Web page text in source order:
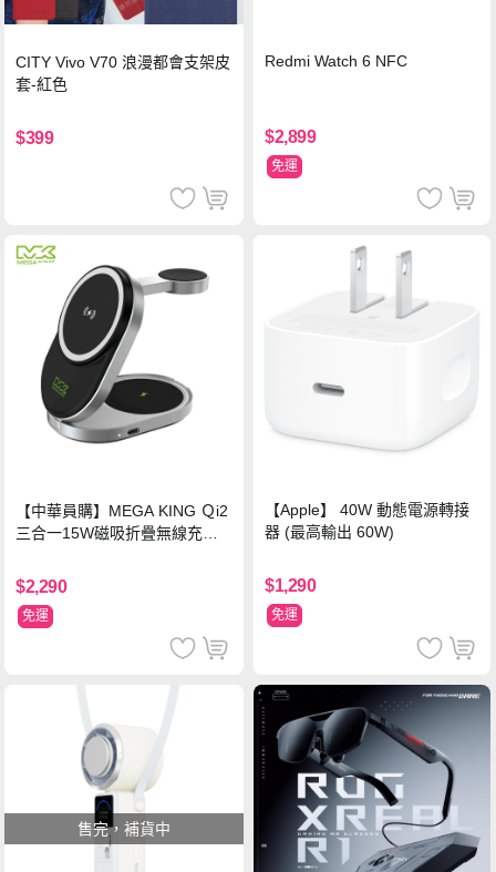
CITY Vivo V70 浪漫都會支架皮
套-紅色
$399
Redmi Watch 6 NFC
$2,899
免運
【中華員購】MEGA KING Ｑi2
三合一15W磁吸折疊無線充電
$2,290
免運
【Apple】 40W 動態電源轉接
器 (最高輸出 60W)
$1,290
免運
售完，補貨中